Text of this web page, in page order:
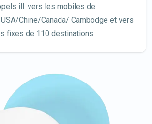
ill. vers les mobiles de
Chine/Canada/ Cambodge et vers
fixes de 110 destinations